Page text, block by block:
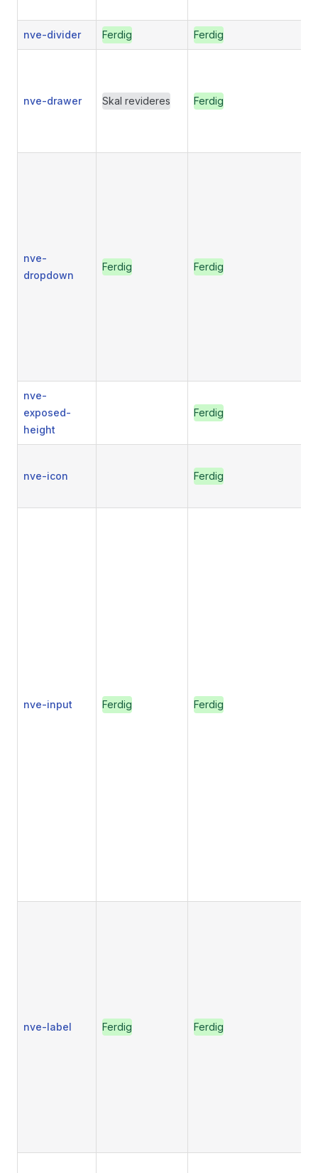
nve-divider Ferdig Ferdig
nve-drawer Skal revideres Ferdig
nve-
dropdown
Ferdig Ferdig
nve-
exposed-
height
Ferdig
nve-icon Ferdig
nve-input Ferdig Ferdig
nve-label Ferdig Ferdig